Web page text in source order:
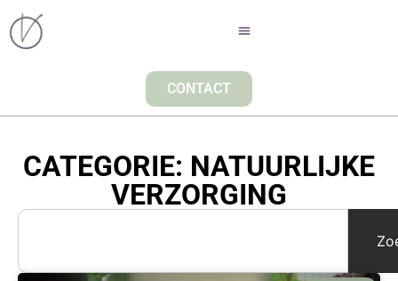
CONTACT
CATEGORIE: NATUURLIJKE
VERZORGING